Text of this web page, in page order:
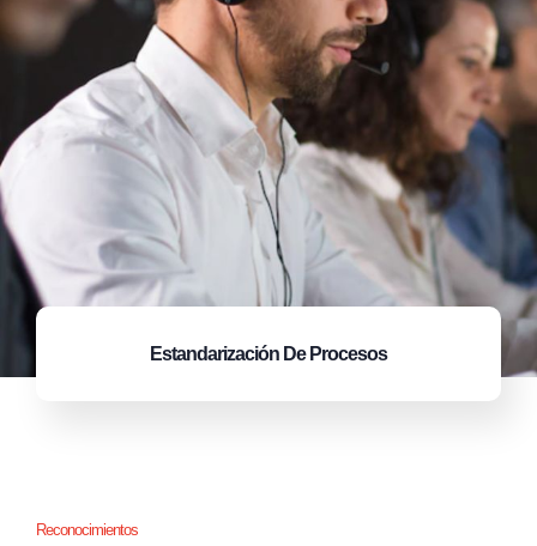
Estandarización De Procesos
Reconocimientos